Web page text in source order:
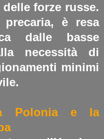
forze russe.
è resa
dalle basse
necessità di
minimi
Polonia e la